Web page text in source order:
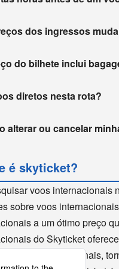
dos ingressos
do bilhete inclui
diretos nesta rota?
alterar ou cancelar
é skyticket?
voos internacionais
sobre voos
a um ótimo preço
do Skyticket
de voos internacionais,